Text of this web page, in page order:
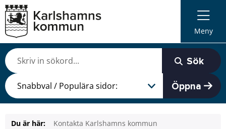
Meny
Sök
Öppna
Du är här: Kontakta Karlshamns kommun